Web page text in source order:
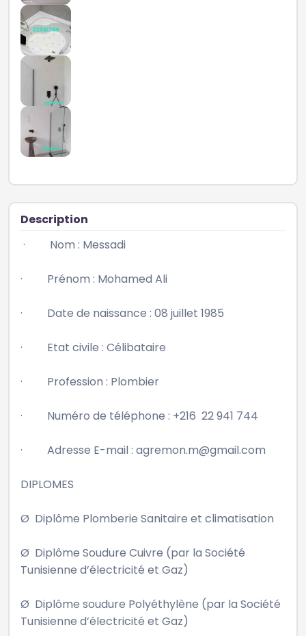
Description
·         Prénom : Mohamed Ali
·         Date de naissance : 08 juillet 1985
·         Etat civile : Célibataire
·         Profession : Plombier
·         Numéro de téléphone : +216  22 941 744
·         Adresse E-mail : agremon.m@gmail.com
DIPLOMES
Ø  Diplôme Plomberie Sanitaire et climatisation
Ø  Diplôme Soudure Cuivre (par la Société
Tunisienne d’électricité et Gaz)
Ø  Diplôme soudure Polyéthylène (par la Société
Tunisienne d’électricité et Gaz)